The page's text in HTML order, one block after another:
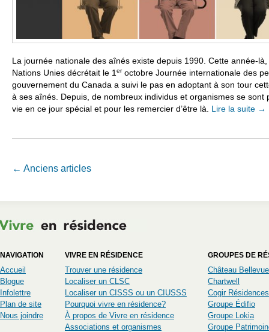
La journée nationale des aînés existe depuis 1990. Cette année-là,
Nations Unies décrétait le 1 eroctobre Journée internationale des
gouvernement du Canada a suivi le pas en adoptant à son tour
à ses aînés. Depuis, de nombreux individus et organismes se sont
vie en ce jour spécial et pour les remercier d’être là. Lire la suite →
Navigation Article
← Anciens articles
NAVIGATION
Accueil
Blogue
Infolettre
Plan de site
Nous joindre
VIVRE EN RÉSIDENCE
Trouver une résidence
Localiser un CLSC
Localiser un CISSS ou un CIUSSS
Pourquoi vivre en résidence?
À propos de Vivre en résidence
Associations et organismes
GROUPES DE
Château Bellevue
Chartwell
Cogir Résidences
Groupe Édifio
Groupe Lokia
Groupe